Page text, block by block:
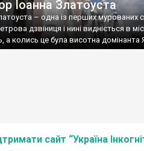
Іоанна Златоуста
– одна із перших мурованих
дзвіниця і нині видніється в
а колись це була висотна домінанта
сайт “Україна